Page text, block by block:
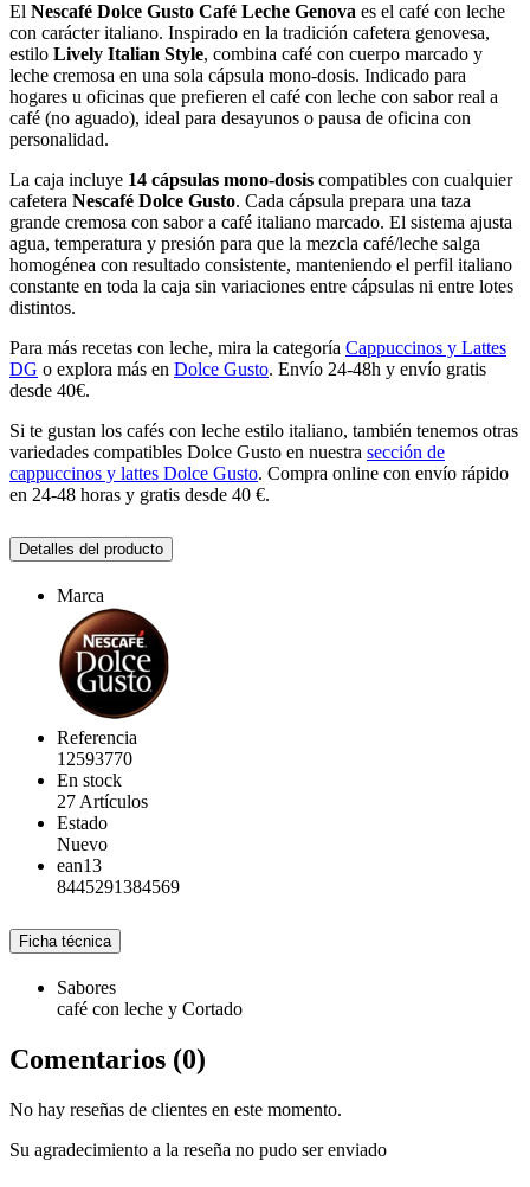
El Nescafé Dolce Gusto Café Leche Genova es el café con leche
con carácter italiano. Inspirado en la tradición cafetera genovesa,
estilo Lively Italian Style, combina café con cuerpo marcado y
leche cremosa en una sola cápsula mono-dosis. Indicado para
hogares u oficinas que prefieren el café con leche con sabor real a
café (no aguado), ideal para desayunos o pausa de oficina con
personalidad.
La caja incluye 14 cápsulas mono-dosis compatibles con cualquier
cafetera Nescafé Dolce Gusto. Cada cápsula prepara una taza
grande cremosa con sabor a café italiano marcado. El sistema ajusta
agua, temperatura y presión para que la mezcla café/leche salga
homogénea con resultado consistente, manteniendo el perfil italiano
constante en toda la caja sin variaciones entre cápsulas ni entre lotes
distintos.
Para más recetas con leche, mira la categoría Cappuccinos y Lattes
DG o explora más en Dolce Gusto. Envío 24-48h y envío gratis
desde 40€.
Si te gustan los cafés con leche estilo italiano, también tenemos otras
variedades compatibles Dolce Gusto en nuestra sección de
cappuccinos y lattes Dolce Gusto. Compra online con envío rápido
en 24-48 horas y gratis desde 40 €.
Detalles del producto
Marca
Referencia
12593770
En stock
27 Artículos
Estado
Nuevo
ean13
8445291384569
Ficha técnica
Sabores
café con leche y Cortado
Comentarios (0)
No hay reseñas de clientes en este momento.
Su agradecimiento a la reseña no pudo ser enviado